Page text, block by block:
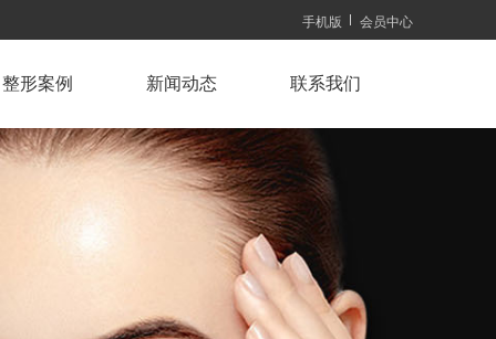
手机版 会员中心
整形案例 新闻动态 联系我们